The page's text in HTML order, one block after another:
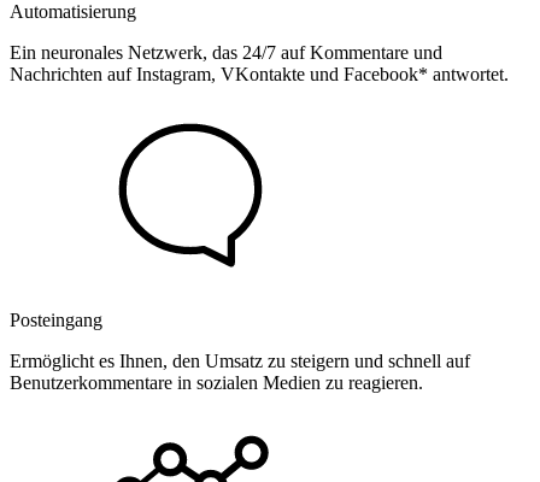
Automatisierung
Ein neuronales Netzwerk, das 24/7 auf Kommentare und
Nachrichten auf Instagram, VKontakte und Facebook* antwortet.
Posteingang
Ermöglicht es Ihnen, den Umsatz zu steigern und schnell auf
Benutzerkommentare in sozialen Medien zu reagieren.